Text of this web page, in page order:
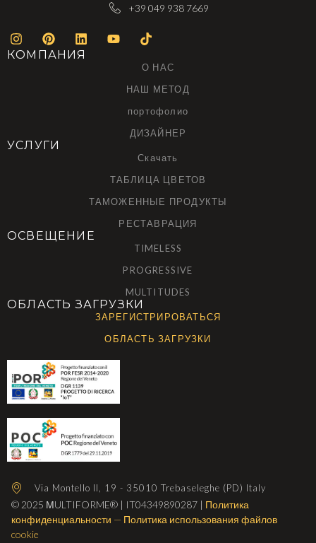
+39 049 938 7669
КОМПАНИЯ
О НАС
НАШ МЕТОД
портофолио
ДИЗАЙНЕР
УСЛУГИ
Скачать
ТАБЛИЦА ЦВЕТОВ
ТАМОЖЕННЫЕ ПРОДУКТЫ
РЕСТАВРАЦИЯ
ОСВЕЩЕНИЕ
TIMELESS
PROGRESSIVE
MULTITUDES
ОБЛАСТЬ ЗАГРУЗКИ
ЗАРЕГИСТРИРОВАТЬСЯ
ОБЛАСТЬ ЗАГРУЗКИ
Via Montello II, 19 - 35010 Trebaseleghe (PD) Italy
© 2025 МULTIFORME® | IT04349890287 | Политика
конфиденциальности — Политика использования файлов
cookie